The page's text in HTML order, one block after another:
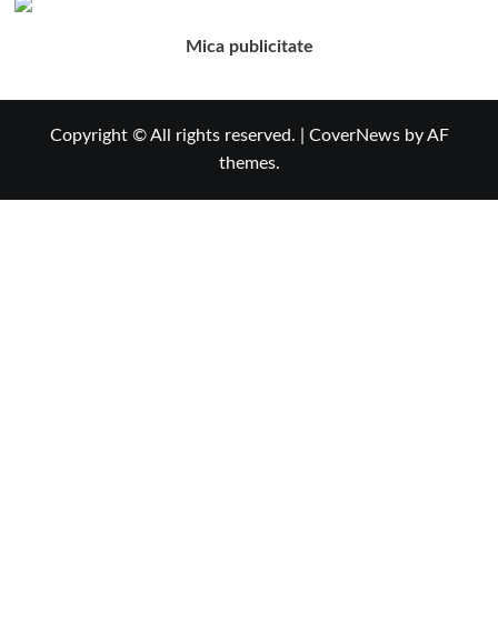
Mica publicitate
Copyright © All rights reserved. CoverNewsby AF
themes.